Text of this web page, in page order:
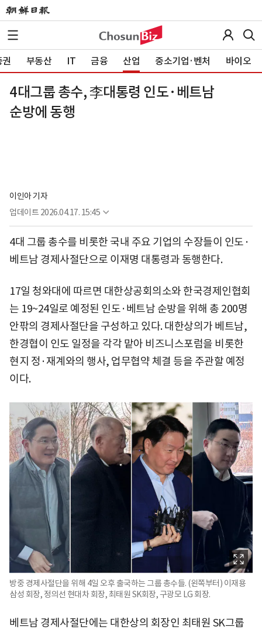
부동산 IT 금융 산업 중소기업·벤처 바이오
4대그룹 총수, 李대통령 인도·베트남
순방에 동행
이인아 기자
업데이트 2026.04.17. 15:45
4대 그룹 총수를 비롯한 국내 주요 기업의 수장들이 인도·
베트남 경제사절단으로 이재명 대통령과 동행한다.
17일 청와대에 따르면 대한상공회의소와 한국경제인협회
는 19~24일로 예정된 인도·베트남 순방을 위해 총 200명
안팎의 경제사절단을 구성하고 있다. 대한상의가 베트남,
한경협이 인도 일정을 각각 맡아 비즈니스포럼을 비롯한
현지 정·재계와의 행사, 업무협약 체결 등을 주관할 예정
이다.
방중 경제사절단을 위해 4일 오후 출국하는 그룹 총수들. (왼쪽부터) 이재용
삼성 회장, 정의선 현대차 회장, 최태원 SK회장, 구광모 LG 회장.
베트남 경제사절단에는 대한상의 회장인 최태원 SK그룹